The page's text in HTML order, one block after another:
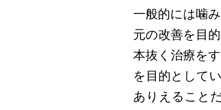
一般的には噛
元の改善を目
本抜く治療を
を目的として
ありえること